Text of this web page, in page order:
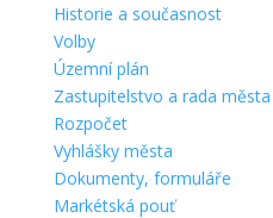
Historie a současnost
Volby
Územní plán
Zastupitelstvo a rada města
Rozpočet
Vyhlášky města
Dokumenty, formuláře
Markétská pouť